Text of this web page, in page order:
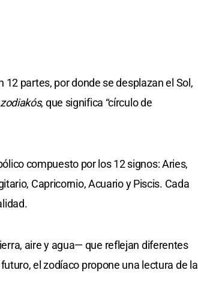
partes, por donde se desplazan el Sol,
zodiakós, que significa “círculo de
compuesto por los 12 signos: Aries,
Capricornio, Acuario y Piscis. Cada
aire y agua— que reflejan diferentes
el zodíaco propone una lectura de la